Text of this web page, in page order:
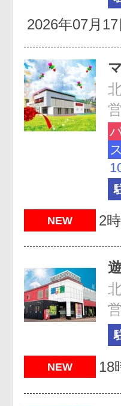
2026年07月17
NEW 2
NEW 18